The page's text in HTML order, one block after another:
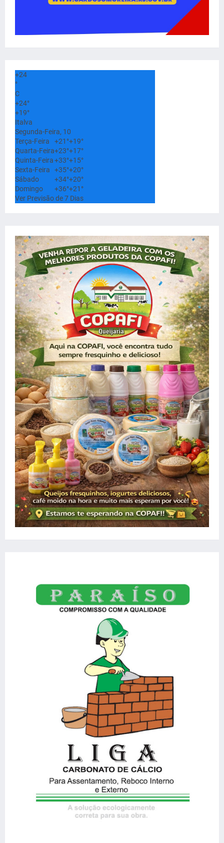
+24
°
C
+24°
+19°
Italva
Segunda-Feira, 10
Terça-Feira
+21°+19°
Quarta-Feira+23°+17°
Quinta-Feira+33°+15°
Sexta-Feira
+35°+20°
Sábado
+34°+20°
Domingo
+36°+21°
Ver Previsão de 7 Dias